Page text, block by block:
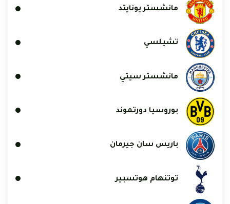
مانشستر يونايتد
تشيلسي
مانشستر سيتي
بوروسيا دورتموند
باريس سان جيرمان
توتنهام هوتسبير